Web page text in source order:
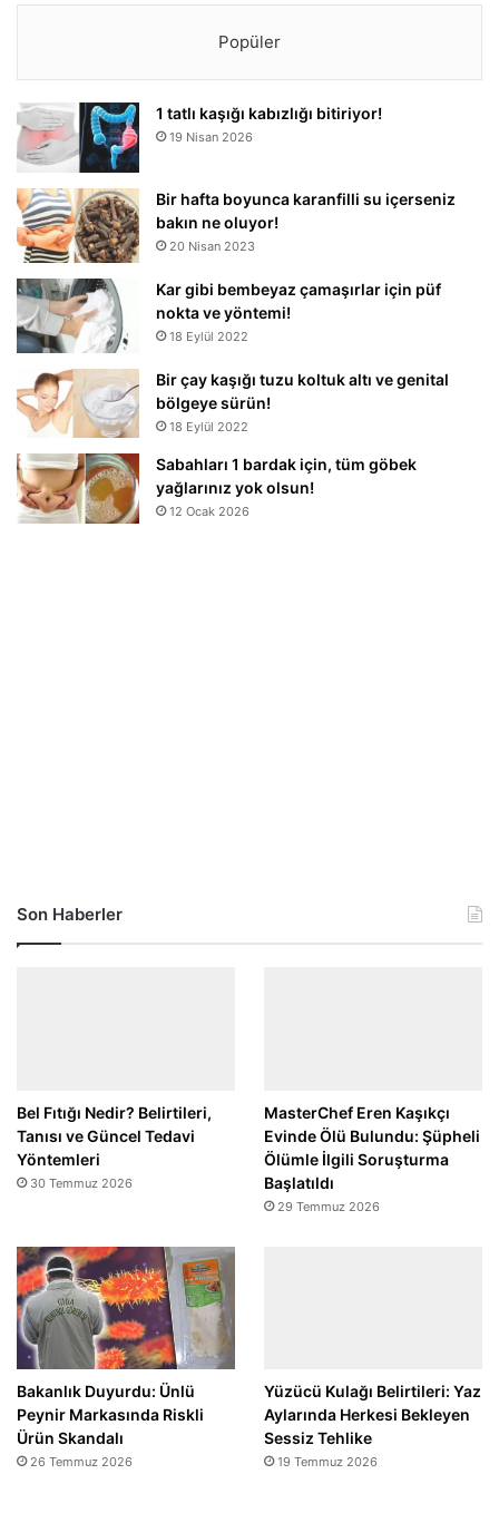
Popüler
1 tatlı kaşığı kabızlığı bitiriyor!
19 Nisan 2026
Bir hafta boyunca karanfilli su içerseniz
bakın ne oluyor!
20 Nisan 2023
Kar gibi bembeyaz çamaşırlar için püf
nokta ve yöntemi!
18 Eylül 2022
Bir çay kaşığı tuzu koltuk altı ve genital
bölgeye sürün!
18 Eylül 2022
Sabahları 1 bardak için, tüm göbek
yağlarınız yok olsun!
12 Ocak 2026
Son Haberler
Bel Fıtığı Nedir? Belirtileri,
Tanısı ve Güncel Tedavi
Yöntemleri
30 Temmuz 2026
MasterChef Eren Kaşıkçı
Evinde Ölü Bulundu: Şüpheli
Ölümle İlgili Soruşturma
Başlatıldı
29 Temmuz 2026
Bakanlık Duyurdu: Ünlü
Peynir Markasında Riskli
Ürün Skandalı
26 Temmuz 2026
Yüzücü Kulağı Belirtileri: Yaz
Aylarında Herkesi Bekleyen
Sessiz Tehlike
19 Temmuz 2026